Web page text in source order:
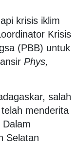
krisis iklim
Krisis
(PBB) untuk
Phys,
salah
menderita
Dalam
Selatan